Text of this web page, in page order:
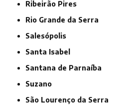
Ribeirão Pires
Rio Grande da Serra
Salesópolis
Santa Isabel
Santana de Parnaíba
Suzano
São Lourenço da Serra